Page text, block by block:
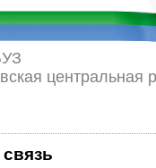
центральная